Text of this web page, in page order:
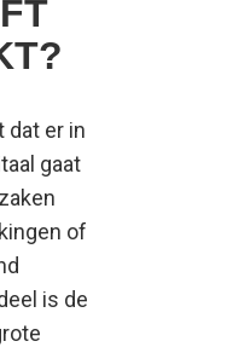
dat er in
gaat
of
is de